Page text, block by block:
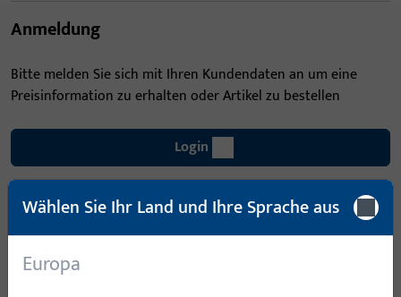
Anmeldung
Bitte melden Sie sich mit Ihren Kundendaten an um eine
Preisinformation zu erhalten oder Artikel zu bestellen
Login
Account erstellen
Wählen Sie Ihr Land und Ihre Sprache aus
Europa